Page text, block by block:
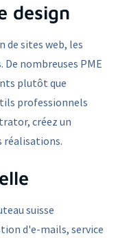
design
de sites web, les
nombreuses PME
plutôt que
professionnels
créez un
suisse
d'e-mails, service